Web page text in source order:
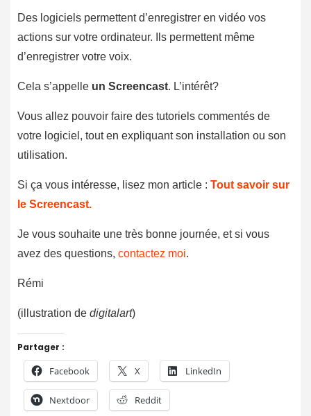
Des logiciels permettent d’enregistrer en vidéo vos
actions sur votre ordinateur. Ils permettent même
d’enregistrer votre voix.
Cela s’appelle un Screencast. L’intérêt?
Vous allez pouvoir faire des tutoriels commentés de
votre logiciel, tout en expliquant son installation ou son
utilisation.
Si ça vous intéresse, lisez mon article : Tout savoir sur
le Screencast.
Je vous souhaite une très bonne journée, et si vous
avez des questions, contactez moi.
Rémi
(illustration de digitalart)
Partager :
Facebook X LinkedIn
Nextdoor Reddit